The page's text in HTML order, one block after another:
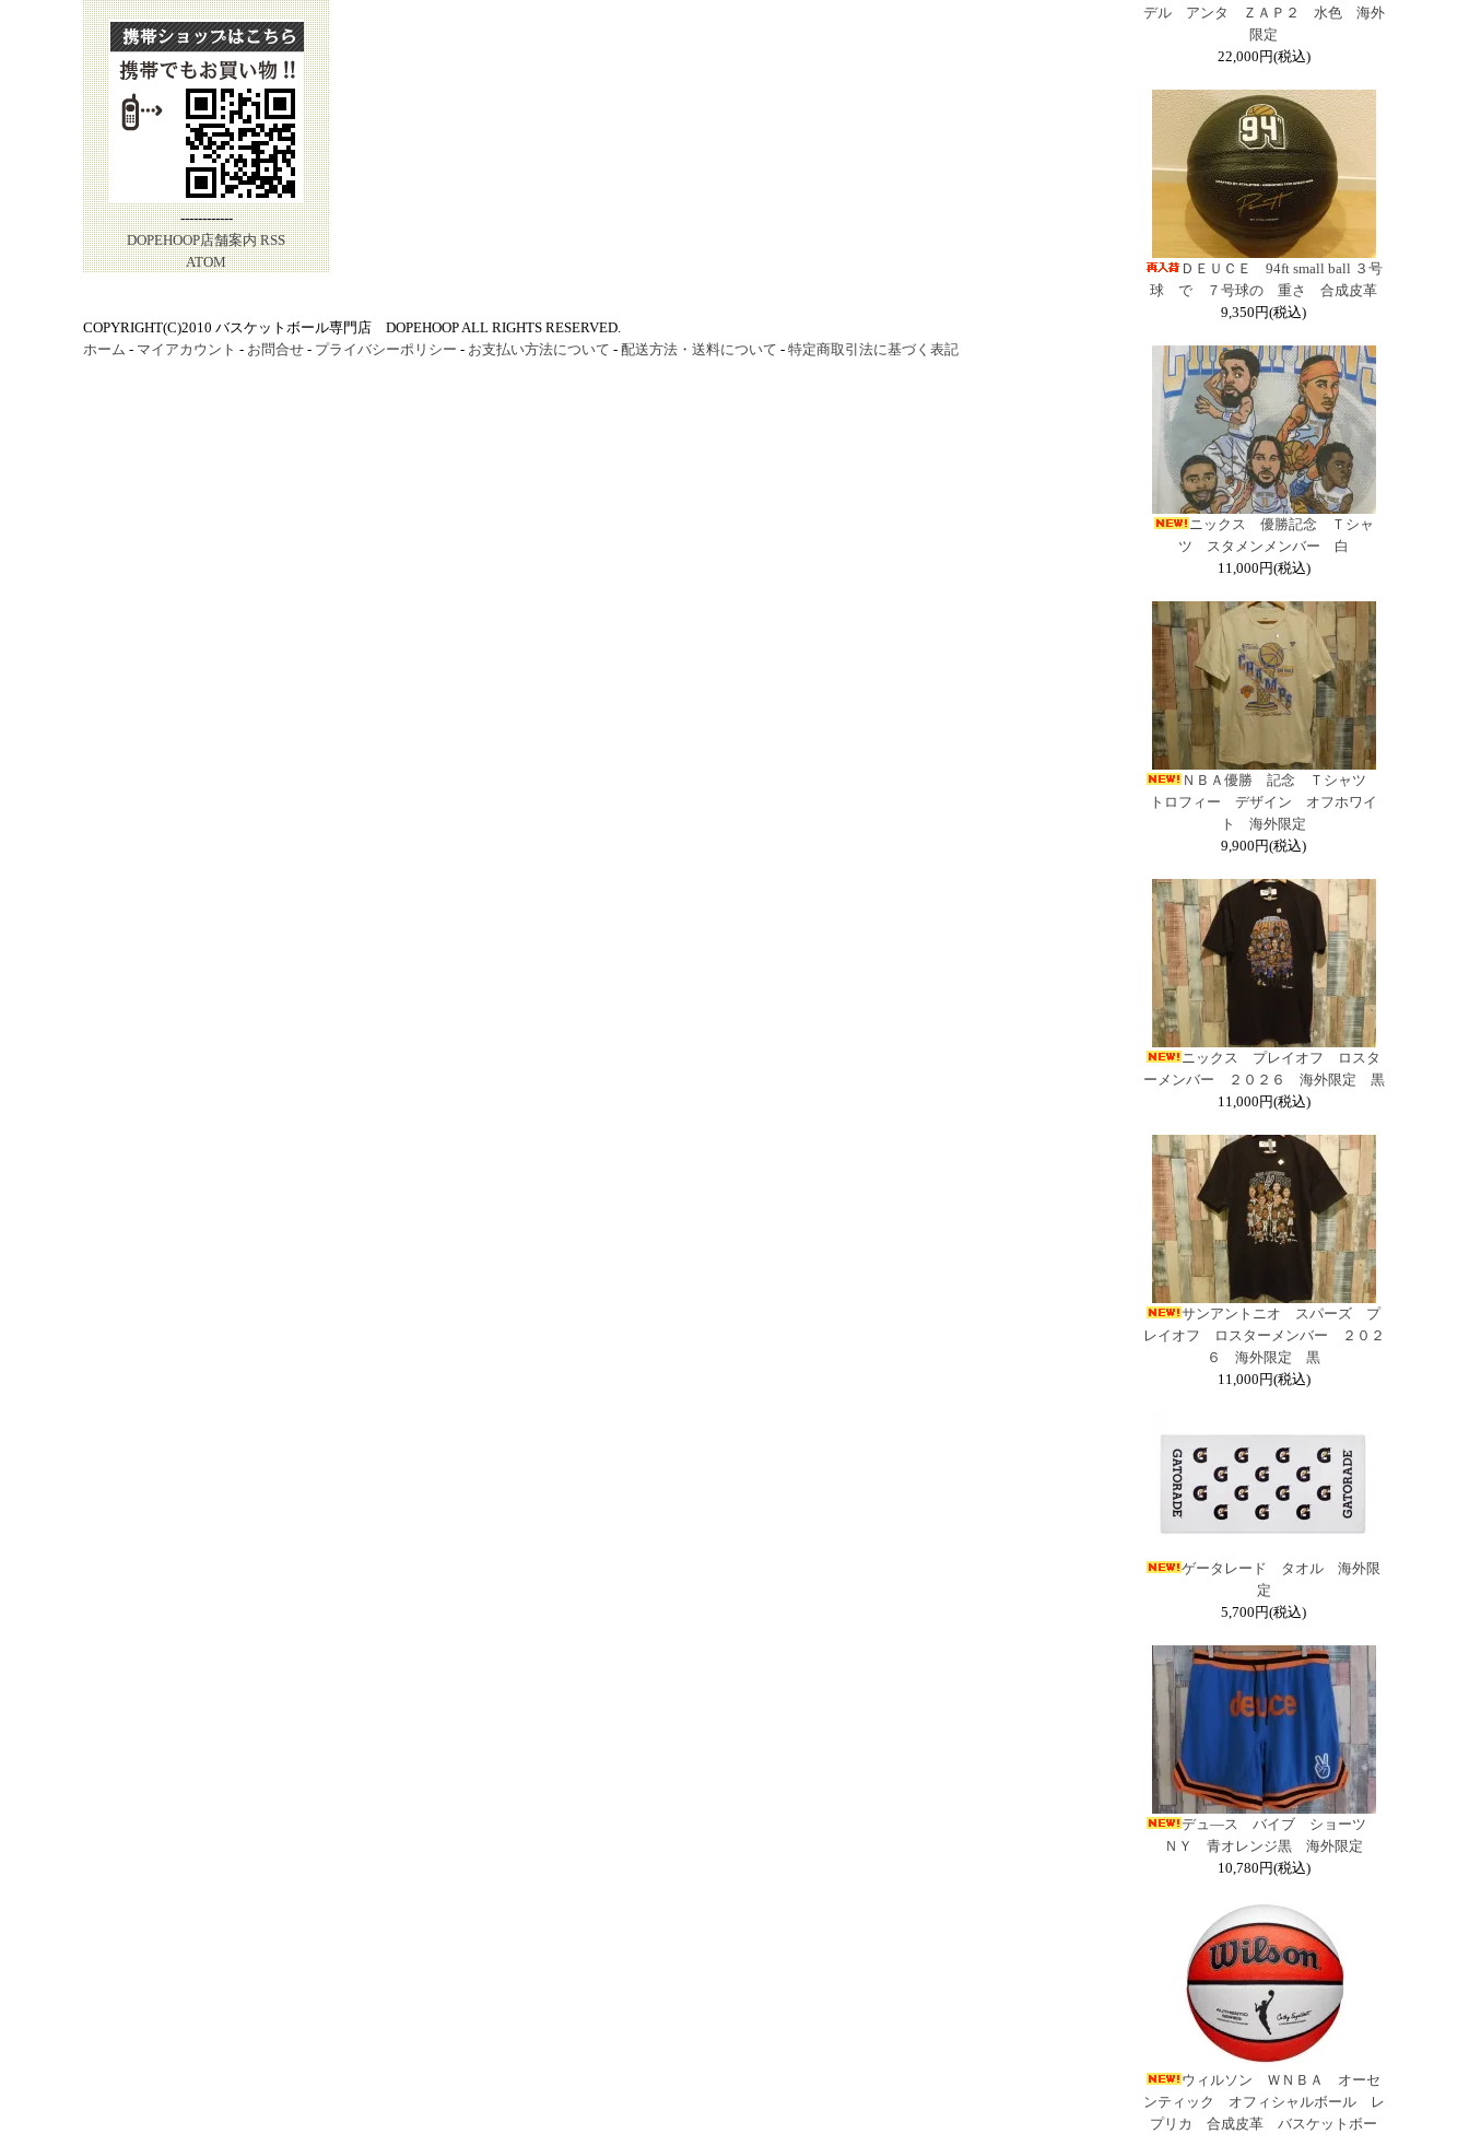
------------
DOPEHOOP店舗案内 RSS
ATOM
デル アンタ ＺＡＰ２ 水色 海外
限定
22,000円(税込)
ＤＥＵＣＥ 94ft small ball ３号
球 で ７号球の 重さ 合成皮革
9,350円(税込)
ニックス 優勝記念 Ｔシャ
ツ スタメンメンバー 白
11,000円(税込)
ＮＢＡ優勝 記念 Ｔシャツ
トロフィー デザイン オフホワイ
ト 海外限定
9,900円(税込)
ニックス プレイオフ ロスタ
ーメンバー ２０２６ 海外限定 黒
11,000円(税込)
サンアントニオ スパーズ プ
レイオフ ロスターメンバー ２０２
６ 海外限定 黒
11,000円(税込)
ゲータレード タオル 海外限
定
5,700円(税込)
デュ―ス バイブ ショーツ
ＮＹ 青オレンジ黒 海外限定
10,780円(税込)
ウィルソン ＷＮＢＡ オーセ
ンティック オフィシャルボール レ
プリカ 合成皮革 バスケットボー
COPYRIGHT(C)2010 バスケットボール専門店 DOPEHOOP ALL RIGHTS RESERVED.
ホーム - マイアカウント - お問合せ - プライバシーポリシー - お支払い方法について - 配送方法・送料について - 特定商取引法に基づく表記